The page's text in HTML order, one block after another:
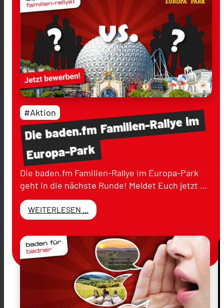
Diebaden.fmFamilien-Rallyeim
Europa-Park
#Aktion
Die baden.fm Familien-Rallye im Europa-Park
geht in die nächste Runde! Meldet Euch jetzt …
WEITERLESEN ...